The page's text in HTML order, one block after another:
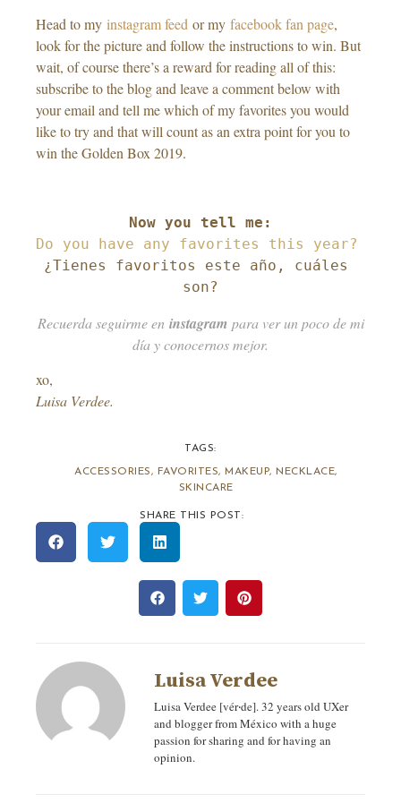
Head to my instagram feed or my facebook fan page,
look for the picture and follow the instructions to win. But
wait, of course there’s a reward for reading all of this:
subscribe to the blog and leave a comment below with
your email and tell me which of my favorites you would
like to try and that will count as an extra point for you to
win the Golden Box 2019.
¿Tienes favoritos este año, cuáles
son?
Recuerda seguirme en instagram para ver un poco de mi
día y conocernos mejor.
xo,
Luisa Verdee.
TAGS:
ACCESSORIES, FAVORITES, MAKEUP, NECKLACE,
SKINCARE
SHARE THIS POST:
Luisa Verdee
Luisa Verdee [vér‧de]. 32 years old UXer
and blogger from México with a huge
passion for sharing and for having an
opinion.